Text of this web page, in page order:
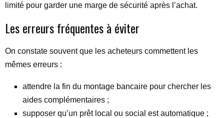
limité pour garder une marge de sécurité après l’achat.
Les erreurs fréquentes à éviter
On constate souvent que les acheteurs commettent les
mêmes erreurs :
attendre la fin du montage bancaire pour chercher les
aides complémentaires ;
supposer qu’un prêt local ou social est automatique ;